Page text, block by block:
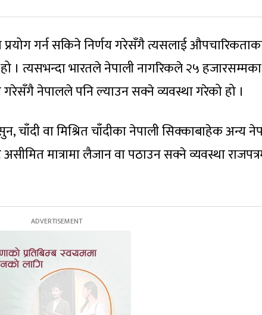
गर्न सकिने निर्णय गरेसँगै त्यसलाई
। त्यसभन्दा भारतले नेपाली नागरिकले २५
नेपालले पनि ल्याउन सक्ने व्यवस्था गरेको हो ।
चाँदी वा मिश्रित चाँदीका नेपाली सिक्काबाहेक अन्य
मात्रामा लैजान वा पठाउन सक्ने व्यवस्था